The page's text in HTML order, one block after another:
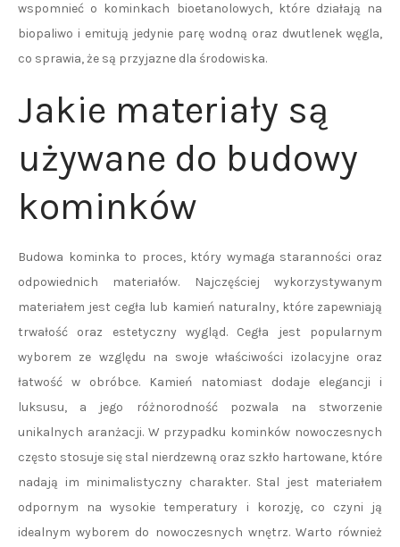
wspomnieć o kominkach bioetanolowych, które działają na
biopaliwo i emitują jedynie parę wodną oraz dwutlenek węgla,
co sprawia, że są przyjazne dla środowiska.
Jakie materiały są
używane do budowy
kominków
Budowa kominka to proces, który wymaga staranności oraz
odpowiednich materiałów. Najczęściej wykorzystywanym
materiałem jest cegła lub kamień naturalny, które zapewniają
trwałość oraz estetyczny wygląd. Cegła jest popularnym
wyborem ze względu na swoje właściwości izolacyjne oraz
łatwość w obróbce. Kamień natomiast dodaje elegancji i
luksusu, a jego różnorodność pozwala na stworzenie
unikalnych aranżacji. W przypadku kominków nowoczesnych
często stosuje się stal nierdzewną oraz szkło hartowane, które
nadają im minimalistyczny charakter. Stal jest materiałem
odpornym na wysokie temperatury i korozję, co czyni ją
idealnym wyborem do nowoczesnych wnętrz. Warto również